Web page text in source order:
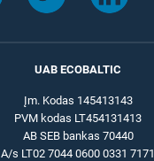
UAB ECOBALTIC
Įm. Kodas 145413143
PVM kodas LT454131413
AB SEB bankas 70440
A/s LT02 7044 0600 0331 7171